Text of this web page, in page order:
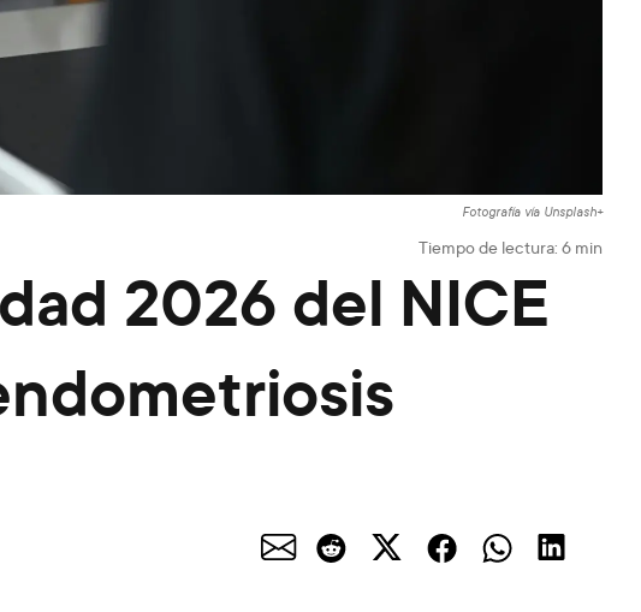
Fotografía vía Unsplash+
Tiempo de lectura: 6 min
2026 del NICE